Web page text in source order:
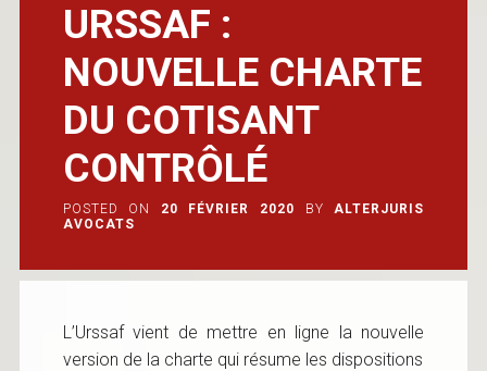
URSSAF :
NOUVELLE CHARTE
DU COTISANT
CONTRÔLÉ
POSTED ON 20 FÉVRIER 2020 BY
ALTERJURIS
AVOCATS
L’Urssaf vient de mettre en ligne la nouvelle
version de la charte qui résume les dispositions